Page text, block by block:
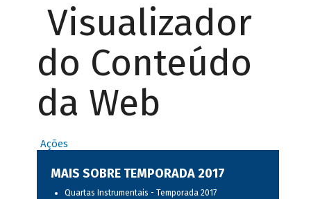
Visualizador
do Conteúdo
da Web
Ações
MAIS SOBRE TEMPORADA 2017
Quartas Instrumentais - Temporada 2017